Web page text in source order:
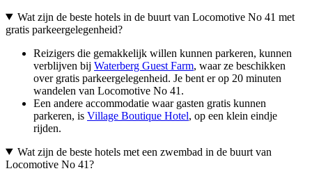
Wat zijn de beste hotels in de buurt van Locomotive No 41 met
gratis parkeergelegenheid?
Reizigers die gemakkelijk willen kunnen parkeren, kunnen
verblijven bij Waterberg Guest Farm, waar ze beschikken
over gratis parkeergelegenheid. Je bent er op 20 minuten
wandelen van Locomotive No 41.
Een andere accommodatie waar gasten gratis kunnen
parkeren, is Village Boutique Hotel, op een klein eindje
rijden.
Wat zijn de beste hotels met een zwembad in de buurt van
Locomotive No 41?